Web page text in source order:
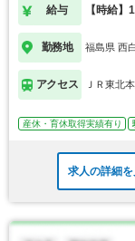
給与 【時給】
勤務地 福島県 西
アクセス ＪＲ東北
産休・育休取得実績有り
求人の詳細を